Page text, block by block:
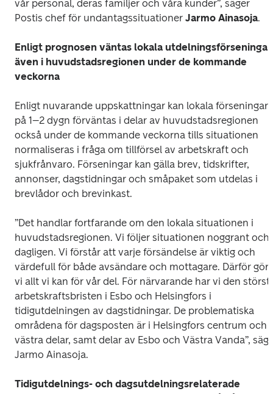
vår personal, deras familjer och våra kunder”, säger
Postis chef för undantagssituationer Jarmo Ainasoja.
Enligt prognosen väntas lokala utdelningsförseningar
även i huvudstadsregionen under de kommande
veckorna
Enligt nuvarande uppskattningar kan lokala förseningar
på 1–2 dygn förväntas i delar av huvudstadsregionen
också under de kommande veckorna tills situationen
normaliseras i fråga om tillförsel av arbetskraft och
sjukfrånvaro. Förseningar kan gälla brev, tidskrifter,
annonser, dagstidningar och småpaket som utdelas i
brevlådor och brevinkast.
”Det handlar fortfarande om den lokala situationen i
huvudstadsregionen. Vi följer situationen noggrant och
dagligen. Vi förstår att varje försändelse är viktig och
värdefull för både avsändare och mottagare. Därför gör
vi allt vi kan för vår del. För närvarande har vi den
arbetskraftsbristen i Esbo och Helsingfors i
tidigutdelningen av dagstidningar. De problematiska
områdena för dagsposten är i Helsingfors centrum och
västra delar, samt delar av Esbo och Västra Vanda”,
Jarmo Ainasoja.
Tidigutdelnings- och dagsutdelningsrelaterade